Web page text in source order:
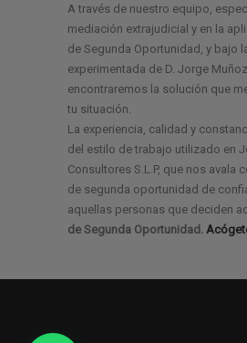
A través de nuestro equipo,
mediación extrajudicial y en la
de Segunda Oportunidad, y bajo
experimentada de D. Jorge
encontraremos la solución que
tu situación.
La experiencia, calidad y
del estilo de trabajo utilizado en
Consultores S.L.P, que nos avala
de segunda oportunidad de
aquellas personas que deciden
de Segunda Oportunidad.